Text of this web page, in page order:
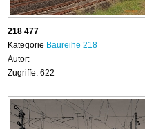
218 477
Kategorie Baureihe 218
Autor:
Zugriffe: 622